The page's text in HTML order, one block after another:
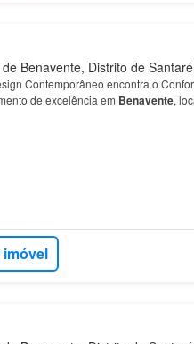
Benavente, Distrito de
Contemporâneo encontra o
de excelência em Benavente,
imóvel